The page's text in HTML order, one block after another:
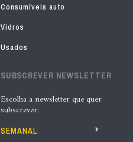
Consumíveis auto
Vidros
Usados
SUBSCREVER NEWSLETTER
Escolha a newsletter que quer
subscrever:
SEMANAL